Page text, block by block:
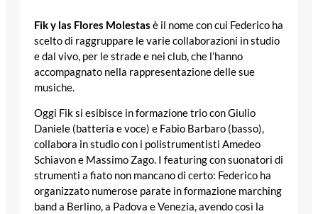
Fik y las Flores Molestas è il nome con cui Federico ha
scelto di raggruppare le varie collaborazioni in studio
e dal vivo, per le strade e nei club, che l’hanno
accompagnato nella rappresentazione delle sue
musiche.
Oggi Fik si esibisce in formazione trio con Giulio
Daniele (batteria e voce) e Fabio Barbaro (basso),
collabora in studio con i polistrumentisti Amedeo
Schiavon e Massimo Zago. I featuring con suonatori di
strumenti a fiato non mancano di certo: Federico ha
organizzato numerose parate in formazione marching
band a Berlino, a Padova e Venezia, avendo così la